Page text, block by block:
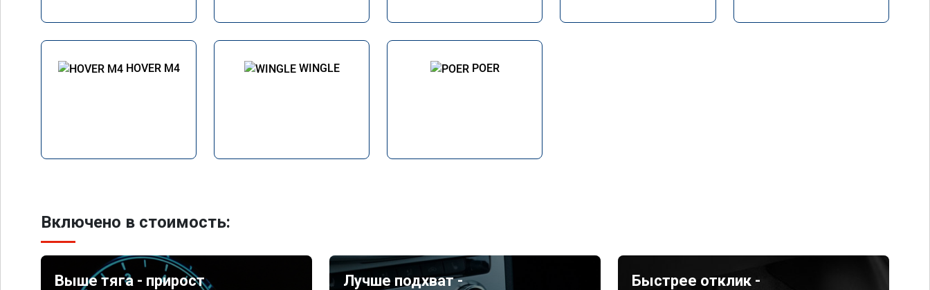
HOVER M4 WINGLE POER
Включено в стоимость:
Выше тяга - прирост
Лучше подхват -
Быстрее отклик -